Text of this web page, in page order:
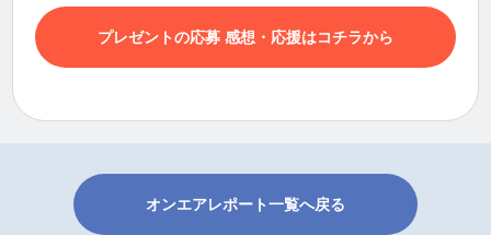
プレゼントの応募 感想・応援はコチラから
オンエアレポート一覧へ戻る